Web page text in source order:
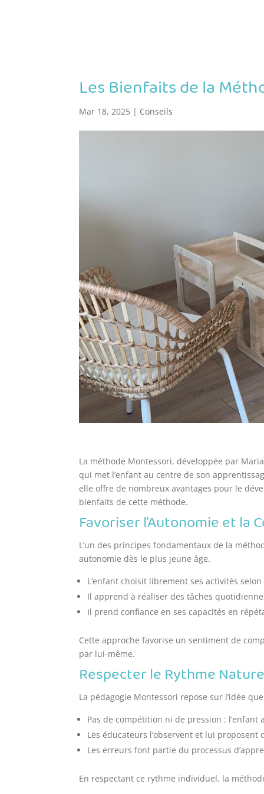
Les Bienfaits de la
Mar 18, 2025 | Conseils
La méthode Montessori, développée par
qui met l’enfant au centre de son
elle offre de nombreux avantages pour le
bienfaits de cette méthode.
Favoriser l’Autonomie et la
L’un des principes fondamentaux de la
autonomie dès le plus jeune âge.
L’enfant choisit librement ses activités
Il apprend à réaliser des tâches
Il prend confiance en ses capacités en
Cette approche favorise un sentiment de
par lui-même.
Respecter le Rythme
La pédagogie Montessori repose sur l’idée
Pas de compétition ni de pression : l’enfant
Les éducateurs l’observent et lui proposent
Les erreurs font partie du processus
En respectant ce rythme individuel, la